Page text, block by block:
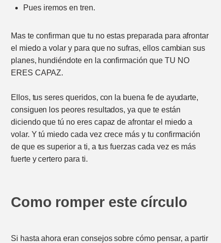
Pues iremos en tren.
Mas te confirman que tu no estas preparada para afrontar
el miedo a volar y para que no sufras, ellos cambian sus
planes, hundiéndote en la confirmación que TU NO
ERES CAPAZ.
Ellos, tus seres queridos, con la buena fe de ayudarte,
consiguen los peores resultados, ya que te están
diciendo que tú no eres capaz de afrontar el miedo a
volar. Y tú miedo cada vez crece más y tu confirmación
de que es superior a ti, a tus fuerzas cada vez es más
fuerte y certero para ti.
Como romper este círculo
Si hasta ahora eran consejos sobre cómo pensar, a partir